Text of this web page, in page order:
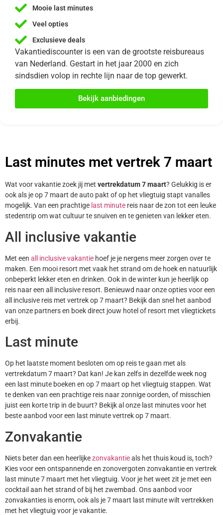
Mooie last minutes
Veel opties
Exclusieve deals
Vakantiediscounter is een van de grootste reisbureaus
van Nederland. Gestart in het jaar 2000 en zich
sindsdien volop in rechte lijn naar de top gewerkt.
Bekijk aanbiedingen
Last minutes met vertrek 7 maart
Wat voor vakantie zoek jij met vertrekdatum 7 maart? Gelukkig is er
ook als je op 7 maart de auto pakt of op het vliegtuig stapt vanalles
mogelijk. Van een prachtige last minute reis naar de zon tot een leuke
stedentrip om wat cultuur te snuiven en te genieten van lekker eten.
All inclusive vakantie
Met een all inclusive vakantie hoef je je nergens meer zorgen over te
maken. Een mooi resort met vaak het strand om de hoek en natuurlijk
onbeperkt lekker eten en drinken. Ook in de winter kun je heerlijk op
reis naar een all inclusive resort. Benieuwd naar onze opties voor een
all inclusive reis met vertrek op 7 maart? Bekijk dan snel het aanbod
van onze partners en boek direct jouw hotel of resort met vliegtickets
erbij.
Last minute
Op het laatste moment besloten om op reis te gaan met als
vertrekdatum 7 maart? Dat kan! Je kan zelfs in dezelfde week nog
een last minute boeken en op 7 maart op het vliegtuig stappen. Wat
te denken van een prachtige reis naar zonnige oorden, of misschien
juist een korte trip in de buurt? Bekijk al onze last minutes voor het
beste aanbod voor een last minute vertrek op 7 maart.
Zonvakantie
Niets beter dan een heerlijkezonvakantieals het thuis koud is, toch?
Kies voor een ontspannende en zonovergoten zonvakantie en vertrek
last minute 7 maart met het vliegtuig. Voor je het weet zit je met een
cocktail aan het strand of bij het zwembad. Ons aanbod voor
zonvakanties is enorm, ook als je 7 maart last minute wilt vertrekken
met het vliegtuig voor je vakantie.